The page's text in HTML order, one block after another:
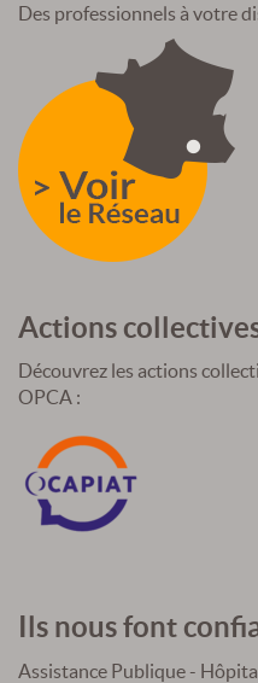
Des professionnels à votre
Actions
Découvrez les actions
OPCA :
Ils nous font
Assistance Publique -